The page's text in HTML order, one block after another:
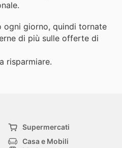
ogni giorno, quindi tornate
di più sulle offerte di
risparmiare.
Supermercati
Casa e Mobili